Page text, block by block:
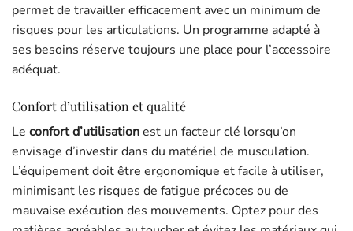
permet de travailler efficacement avec un minimum de
risques pour les articulations. Un programme adapté à
ses besoins réserve toujours une place pour l’accessoire
adéquat.
Confort d’utilisation et qualité
Le confort d’utilisationest un facteur clé lorsqu’on
envisage d’investir dans du matériel de musculation.
L’équipement doit être ergonomique et facile à utiliser,
minimisant les risques de fatigue précoces ou de
mauvaise exécution des mouvements. Optez pour des